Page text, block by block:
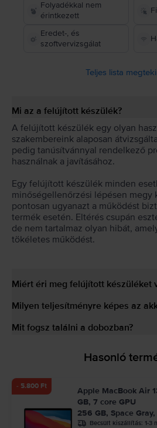
Folyadékkal nem
érintkezett
Eredet-, és
szoftvervizsgálat
Teljes lista
Mi az a felújított készülék?
A felújított készülék egy olyan
szakembereink alaposan
pedig tanúsítvánnyal rendelkező
használnak a javításához.
Egy felújított készülék minden
minőségellenőrzési lépésen megy
pontosan ugyanazt a működést
termék esetén. Eltérés csupán
de nem tartalmaz olyan hibát,
tökéletes működést.
Miért éri meg felújított készüléket
Milyen teljesítményre képes az
Mit fogsz találni a dobozban?
Hasonló
- 5.800 Ft
Apple MacBook Air
GB, 7 core GPU
256 GB, Space
Becsült kiszállítás: 1-3